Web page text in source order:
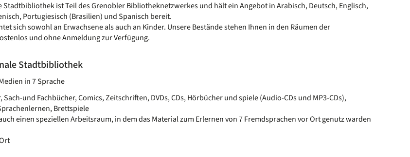
ist Teil des Grenobler Bibliotheknetzwerkes und hält ein Angebot in Arabisch, Deutsch, Englisch,
Portugiesisch (Brasilien) und Spanisch bereit.
sich sowohl an Erwachsene als auch an Kinder. Unsere Bestände stehen Ihnen in den Räumen der
und ohne Anmeldung zur Verfügung.
Stadtbibliothek
in 7 Sprache
und Fachbücher, Comics, Zeitschriften, DVDs, CDs, Hörbücher und spiele (Audio-CDs und MP3-CDs),
Brettspiele
einen speziellen Arbeitsraum, in dem das Material zum Erlernen von 7 Fremdsprachen vor Ort genutz warden